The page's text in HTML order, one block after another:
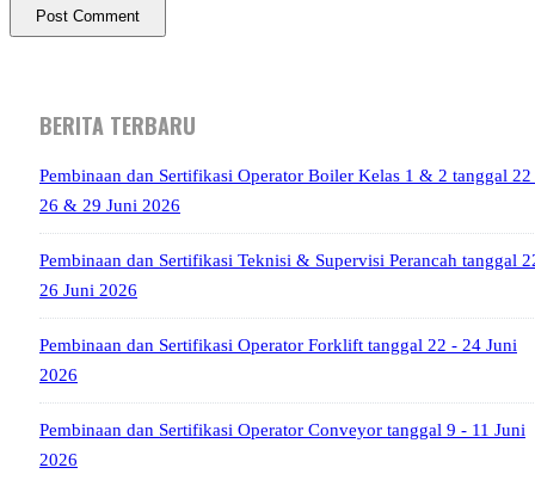
BERITA TERBARU
Pembinaan dan Sertifikasi Operator Boiler Kelas 1 & 2 tanggal 22
26 & 29 Juni 2026
Pembinaan dan Sertifikasi Teknisi & Supervisi Perancah tanggal
26 Juni 2026
Pembinaan dan Sertifikasi Operator Forklift tanggal 22 - 24 Juni
2026
Pembinaan dan Sertifikasi Operator Conveyor tanggal 9 - 11 Juni
2026